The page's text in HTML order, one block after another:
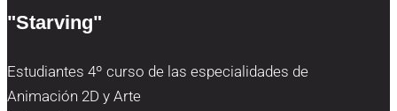
"Starving"
Estudiantes 4º curso de las especialidades de
Animación 2D y Arte